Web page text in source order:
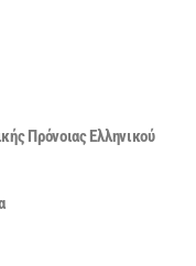
Πρόνοιας Ελληνικού